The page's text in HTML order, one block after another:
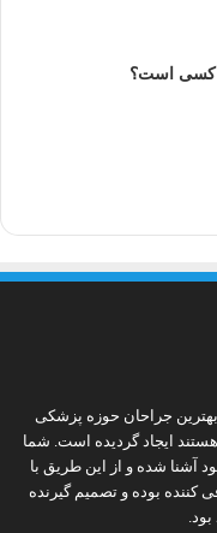
کسی است؟
جراحان حوزه پزشکی
هستند ایجاد گردیده است. شما
آشنا شده و از این طریق با
کننده بوده و تصمیم گیرنده